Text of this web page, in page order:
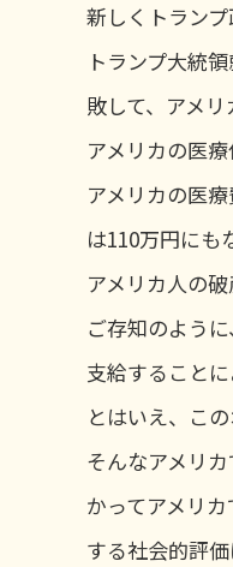
新しくトラン
トランプ大統
敗して、アメ
アメリカの医
アメリカの医
は110万円にも
アメリカ人の
ご存知のよう
支給すること
とはいえ、こ
そんなアメリ
かってアメリ
する社会的評